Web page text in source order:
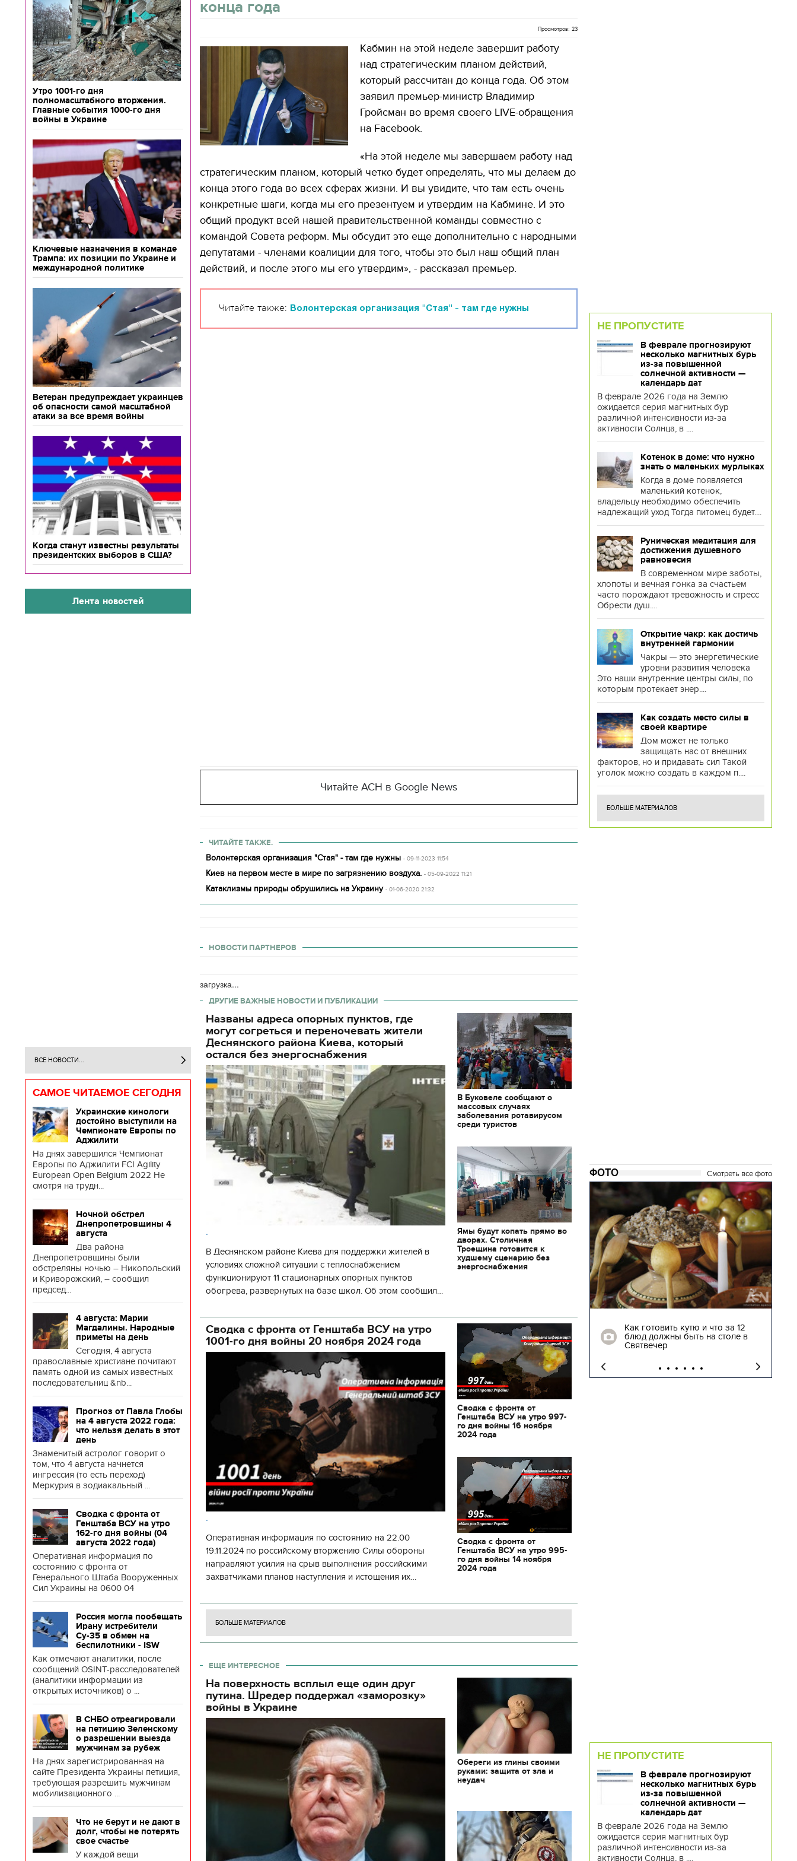
Утро 1001-го дня
полномасштабного вторжения.
Главные события 1000-го дня
войны в Украине
Ключевые назначения в команде
Трампа: их позиции по Украине и
международной политике
Ветеран предупреждает украинцев
об опасности самой масштабной
атаки за все время войны
Когда станут известны результаты
президентских выборов в США?
Лента новостей
ВСЕ НОВОСТИ...
САМОЕ ЧИТАЕМОЕ СЕГОДНЯ
Украинские кинологи
достойно выступили на
Чемпионате Европы по
Аджилити
На днях завершился Чемпионат
Европы по Аджилити FCI Agility
European Open Belgium 2022 Не
смотря на трудн...
Ночной обстрел
Днепропетровщины 4
августа
Два района
Днепропетровщины были
обстреляны ночью – Никопольский
и Криворожский, – сообщил
председ...
4 августа: Марии
Магдалины. Народные
приметы на день
Сегодня, 4 августа
православные христиане почитают
память одной из самых известных
последовательниц &nb...
Прогноз от Павла Глобы
на 4 августа 2022 года:
что нельзя делать в этот
день
Знаменитый астролог говорит о
том, что 4 августа начнется
ингрессия (то есть переход)
Меркурия в зодиакальный ...
Сводка с фронта от
Генштаба ВСУ на утро
162-го дня войны (04
августа 2022 года)
Оперативная информация по
состоянию с фронта от
Генерального Штаба Вооруженных
Сил Украины на 0600 04
Россия могла пообещать
Ирану истребители
Су-35 в обмен на
беспилотники - ISW
Как отмечают аналитики, после
сообщений OSINT-расследователей
(аналитики информации из
открытых источников) о ...
В СНБО отреагировали
на петицию Зеленскому
о разрешении выезда
мужчинам за рубеж
На днях зарегистрированная на
сайте Президента Украины петиция,
требующая разрешить мужчинам
мобилизационного ...
Что не берут и не дают в
долг, чтобы не потерять
свое счастье
У каждой вещи
конца года
Просмотров: 23
Кабмин на этой неделе завершит работу
над стратегическим планом действий,
который рассчитан до конца года. Об этом
заявил премьер-министр Владимир
Гройсман во время своего LIVE-обращения
на Facebook.
«На этой неделе мы завершаем работу над
стратегическим планом, который четко будет определять, что мы делаем до
конца этого года во всех сферах жизни. И вы увидите, что там есть очень
конкретные шаги, когда мы его презентуем и утвердим на Кабмине. И это
общий продукт всей нашей правительственной команды совместно с
командой Совета реформ. Мы обсудит это еще дополнительно с народными
депутатами - членами коалиции для того, чтобы это был наш общий план
действий, и после этого мы его утвердим», - рассказал премьер.
Читайте также: Волонтерская организация "Стая" - там где нужны
Читайте АСН в Google News
ЧИТАЙТЕ ТАКЖЕ.
Волонтерская организация "Стая" - там где нужны - 09-11-2023 11:54
Киев на первом месте в мире по загрязнению воздуха. - 05-09-2022 11:21
Катаклизмы природы обрушились на Украину - 01-06-2020 21:32
НОВОСТИ ПАРТНЕРОВ
загрузка...
ДРУГИЕ ВАЖНЫЕ НОВОСТИ И ПУБЛИКАЦИИ
Названы адреса опорных пунктов, где
могут согреться и переночевать жители
Деснянского района Киева, который
остался без энергоснабжения
.
В Деснянском районе Киева для поддержки жителей в
условиях сложной ситуации с теплоснабжением
функционируют 11 стационарных опорных пунктов
обогрева, развернутых на базе школ. Об этом сообщил
государственной а
В Буковеле сообщают о
массовых случаях
заболевания ротавирусом
среди туристов
Ямы будут копать прямо во
дворах. Столичная
Троещина готовится к
худшему сценарию без
энергоснабжения
Сводка с фронта от Генштаба ВСУ на утро
1001-го дня войны 20 ноября 2024 года
.
Оперативная информация по состоянию на 22.00
19.11.2024 по российскому вторжению Силы обороны
направляют усилия на срыв выполнения российскими
захватчиками планов наступления и истощения их
боевых ст
Сводка с фронта от
Генштаба ВСУ на утро 997-
го дня войны 16 ноября
2024 года
Сводка с фронта от
Генштаба ВСУ на утро 995-
го дня войны 14 ноября
2024 года
БОЛЬШЕ МАТЕРИАЛОВ
ЕЩЕ ИНТЕРЕСНОЕ
На поверхность всплыл еще один друг
путина. Шредер поддержал «заморозку»
войны в Украине
Обереги из глины своими
руками: защита от зла и
неудач
НЕ ПРОПУСТИТЕ
В феврале прогнозируют
несколько магнитных бурь
из-за повышенной
солнечной активности —
календарь дат
В феврале 2026 года на Землю
ожидается серия магнитных бур
различной интенсивности из-за
активности Солнца, в ....
Котенок в доме: что нужно
знать о маленьких мурлыках
Когда в доме появляется
маленький котенок,
владельцу необходимо обеспечить
надлежащий уход Тогда питомец будет....
Руническая медитация для
достижения душевного
равновесия
В современном мире заботы,
хлопоты и вечная гонка за счастьем
часто порождают тревожность и стресс
Обрести душ....
Открытие чакр: как достичь
внутренней гармонии
Чакры — это энергетические
уровни развития человека
Это наши внутренние центры силы, по
которым протекает энер....
Как создать место силы в
своей квартире
Дом может не только
защищать нас от внешних
факторов, но и придавать сил Такой
уголок можно создать в каждом п....
БОЛЬШЕ МАТЕРИАЛОВ
ФОТО Смотреть все фото
Времена Руси: как выглядят
декорации к фильму
"Сторожевая застава"
Как готовить кутю и что за 12
блюд должны быть на столе в
Святвечер
НЕ ПРОПУСТИТЕ
В феврале прогнозируют
несколько магнитных бурь
из-за повышенной
солнечной активности —
календарь дат
В феврале 2026 года на Землю
ожидается серия магнитных бур
различной интенсивности из-за
активности Солнца, в ....